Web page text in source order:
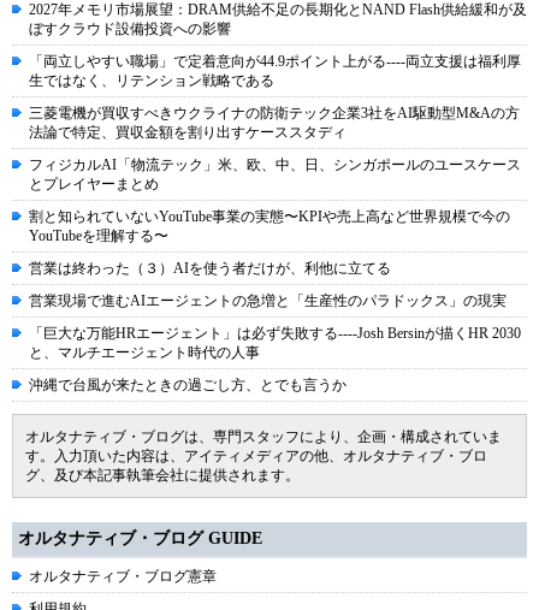
2027年メモリ市場展望：DRAM供給不足の長期化とNAND Flash供給緩和が及
ぼすクラウド設備投資への影響
「両立しやすい職場」で定着意向が44.9ポイント上がる----両立支援は福利厚
生ではなく、リテンション戦略である
三菱電機が買収すべきウクライナの防衛テック企業3社をAI駆動型M&Aの方
法論で特定、買収金額を割り出すケーススタディ
フィジカルAI「物流テック」米、欧、中、日、シンガポールのユースケース
とプレイヤーまとめ
割と知られていないYouTube事業の実態〜KPIや売上高など世界規模で今の
YouTubeを理解する〜
営業は終わった（３）AIを使う者だけが、利他に立てる
営業現場で進むAIエージェントの急増と「生産性のパラドックス」の現実
「巨大な万能HRエージェント」は必ず失敗する----Josh Bersinが描くHR 2030
と、マルチエージェント時代の人事
沖縄で台風が来たときの過ごし方、とでも言うか
オルタナティブ・ブログは、専門スタッフにより、企画・構成されていま
す。入力頂いた内容は、アイティメディアの他、オルタナティブ・ブロ
グ、及び本記事執筆会社に提供されます。
オルタナティブ・ブログ GUIDE
オルタナティブ・ブログ憲章